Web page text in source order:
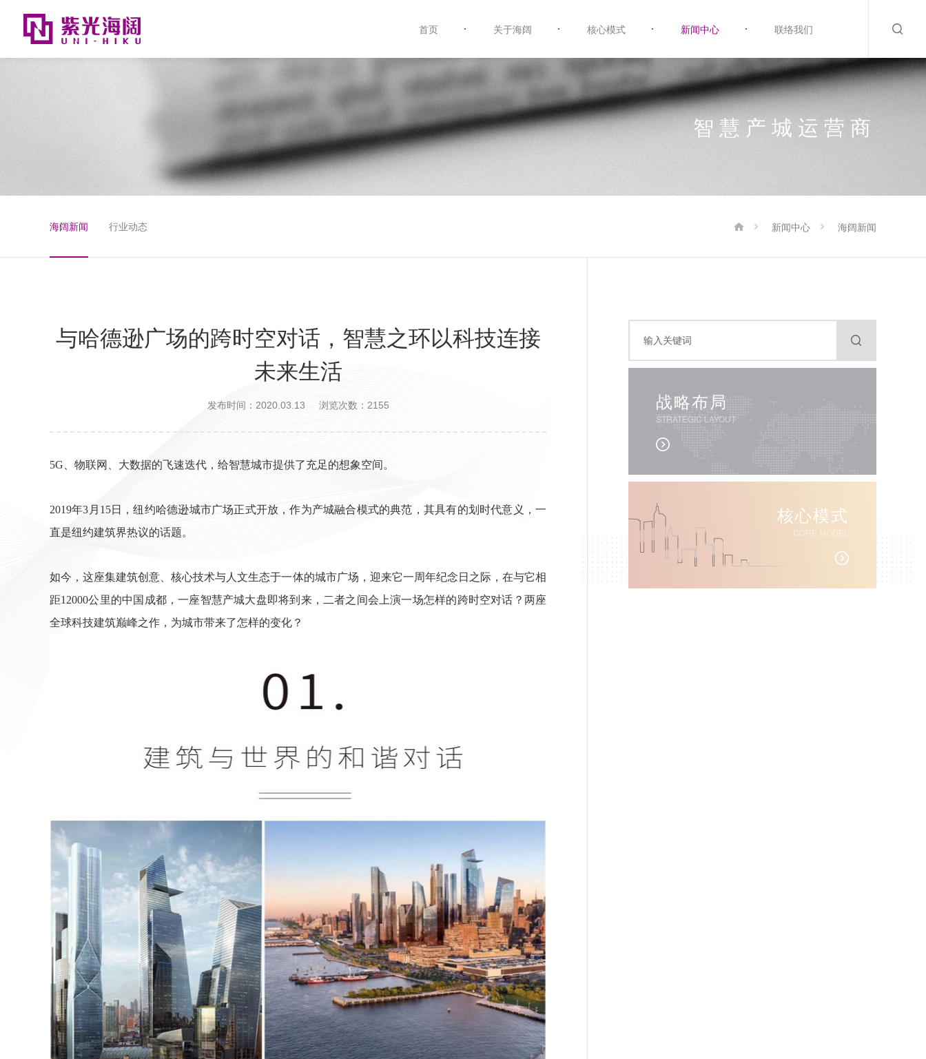
首页 关于海阔 核心模式 新闻中心 联络我们
智慧产城运营商
海阔新闻 行业动态 新闻中心 海阔新闻
与哈德逊广场的跨时空对话，智慧之环以科技连接
未来生活
发布时间：2020.03.13 浏览次数：2155
5G、物联网、大数据的飞速迭代，给智慧城市提供了充足的想象空间。
2019年3月15日，纽约哈德逊城市广场正式开放，作为产城融合模式的典范，其具有的划时代意义，一
直是纽约建筑界热议的话题。
如今，这座集建筑创意、核心技术与人文生态于一体的城市广场，迎来它一周年纪念日之际，在与它相
距12000公里的中国成都，一座智慧产城大盘即将到来，二者之间会上演一场怎样的跨时空对话？两座
全球科技建筑巅峰之作，为城市带来了怎样的变化？
战略布局
STRATEGIC LAYOUT
核心模式
CORE MODEL